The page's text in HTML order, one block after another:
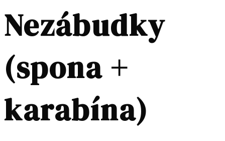
Nezábudky
(spona +
karabína)